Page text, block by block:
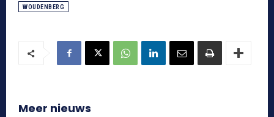
WOUDENBERG
Meer nieuws